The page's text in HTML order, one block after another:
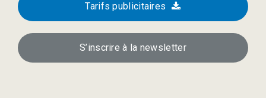
Tarifs publicitaires
S’inscrire à la newsletter